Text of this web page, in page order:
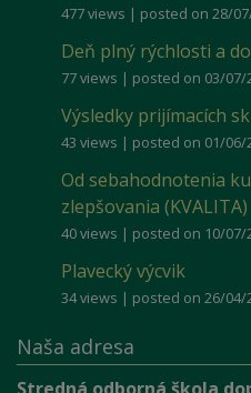
477 views | posted on 28/
Deň plný rýchlosti a
77 views | posted on 03/07/
Výsledky prijímacích
43 views | posted on 01/06/
Od sebahodnotenia
zlepšovania (KVALITA)
40 views | posted on 10/07/
Plavecký výcvik
34 views | posted on 26/04/
Naša adresa